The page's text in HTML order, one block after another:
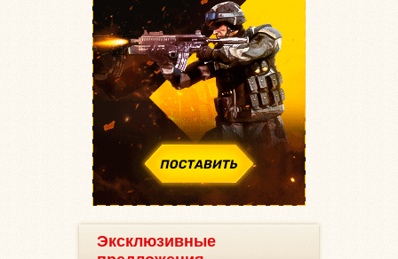
Эксклюзивные